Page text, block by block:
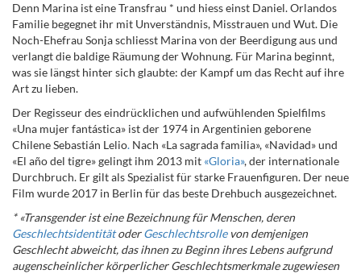
Denn Marina ist eine Transfrau * und hiess einst Daniel. Orlandos
Familie begegnet ihr mit Unverständnis, Misstrauen und Wut. Die
Noch-Ehefrau Sonja schliesst Marina von der Beerdigung aus und
verlangt die baldige Räumung der Wohnung. Für Marina beginnt,
was sie längst hinter sich glaubte: der Kampf um das Recht auf ihre
Art zu lieben.
Der Regisseur des eindrücklichen und aufwühlenden Spielfilms
«Una mujer fantástica» ist der 1974 in Argentinien geborene
Chilene Sebastián Lelio. Nach «La sagrada familia», «Navidad» und
«El año del tigre» gelingt ihm 2013 mit «Gloria», der internationale
Durchbruch. Er gilt als Spezialist für starke Frauenfiguren. Der neue
Film wurde 2017 in Berlin für das beste Drehbuch ausgezeichnet.
* «Transgenderist eine Bezeichnung für Menschen, deren
GeschlechtsidentitätoderGeschlechtsrollevon demjenigen
Geschlecht abweicht, das ihnen zu Beginn ihres Lebens aufgrund
augenscheinlicher körperlicher Geschlechtsmerkmale zugewiesen